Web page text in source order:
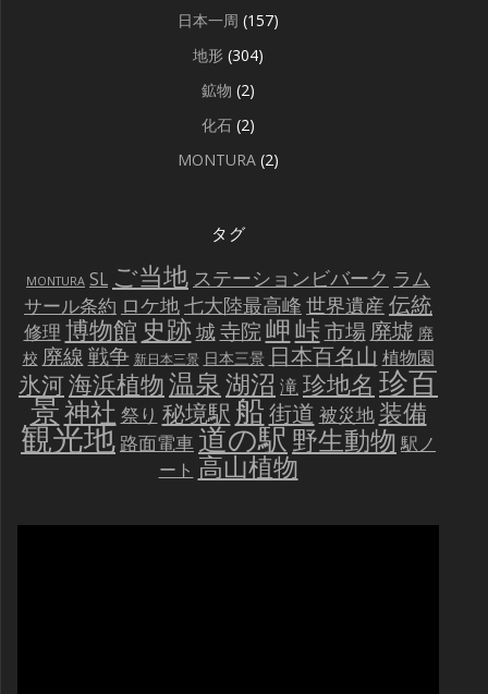
日本一周 (157)
地形 (304)
鉱物 (2)
化石 (2)
MONTURA (2)
タグ
MONTURA SL ご当地 ステーションビバーク ラム
サール条約 ロケ地七大陸最高峰 世界遺産 伝統
修理 博物館 史跡城寺院岬峠市場 廃墟 廃
校 廃線戦争 新日本三景 日本三景 日本百名山 植物園
氷河海浜植物温泉湖沼 滝珍地名 珍百
景神社 祭り 秘境駅船街道 被災地 装備
観光地 路面電車道の駅野生動物 駅ノ
ート 高山植物